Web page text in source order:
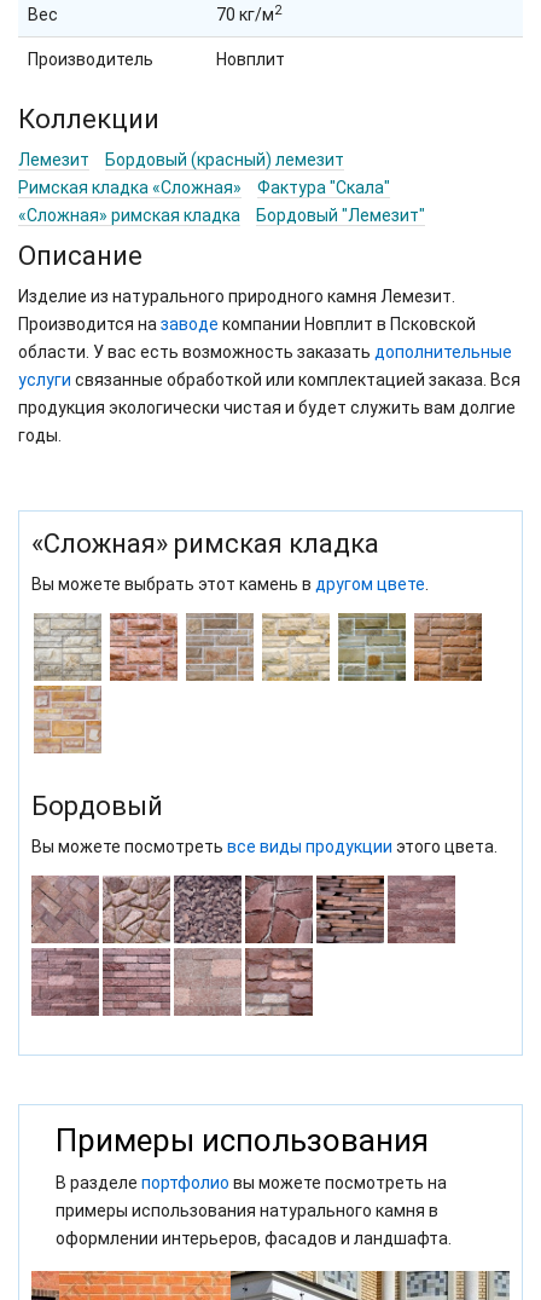
Вес 70 кг/м2
Производитель Новплит
Коллекции
Лемезит
Бордовый (красный) лемезит
Римская кладка «Сложная»
Фактура "Скала"
«Сложная» римская кладка
Бордовый "Лемезит"
Описание
Изделие из натурального природного камня Лемезит.
Производится на заводе компании Новплит в Псковской
области. У вас есть возможность заказать дополнительные
услуги связанные обработкой или комплектацией заказа. Вся
продукция экологически чистая и будет служить вам долгие
годы.
«Сложная» римская кладка
Вы можете выбрать этот камень в другом цвете
Бордовый
Вы можете посмотреть все виды продукции этого цвета.
Примеры использования
В разделе портфолио вы можете посмотреть на
примеры использования натурального камня в
оформлении интерьеров, фасадов и ландшафта.